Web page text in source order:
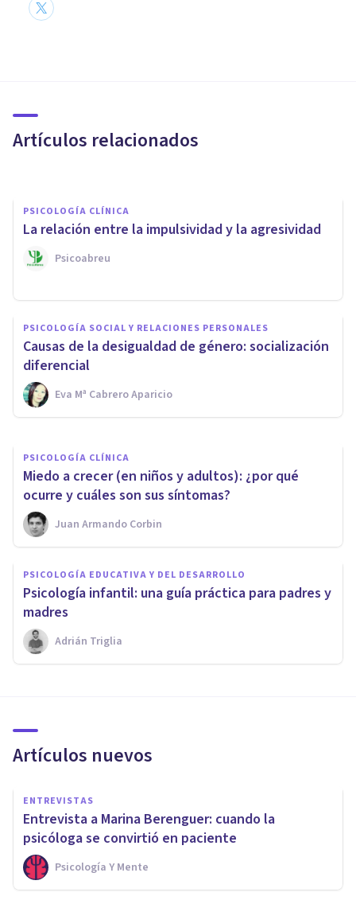
Artículos relacionados
este psicólogo e investigador
PSICOLOGÍA CLÍNICA
La relación entre la impulsividad y la agresividad
Psicoabreu
PSICOLOGÍA SOCIAL Y RELACIONES PERSONALES
Causas de la desigualdad de género: socialización
diferencial
Eva Mª Cabrero Aparicio
Las 3 diferencias entre la
actitud y la aptitud
Nahum Montagud Rubio
PSICOLOGÍA CLÍNICA
Miedo a crecer (en niños y adultos): ¿por qué
ocurre y cuáles son sus síntomas?
Juan Armando Corbin
PSICOLOGÍA EDUCATIVA Y DEL DESARROLLO
​Psicología infantil: una guía práctica para padres y
madres
Adrián Triglia
Artículos nuevos
ENTREVISTAS
Entrevista a Marina Berenguer: cuando la
psicóloga se convirtió en paciente
Psicología Y Mente